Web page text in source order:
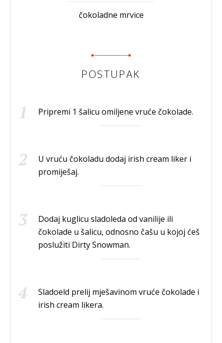
čokoladne mrvice
POSTUPAK
Pripremi 1 šalicu omiljene vruće čokolade.
U vruću čokoladu dodaj irish cream liker i
promiješaj.
Dodaj kuglicu sladoleda od vanilije ili
čokolade u šalicu, odnosno čašu u kojoj ćeš
poslužiti Dirty Snowman.
Sladoeld prelij mješavinom vruće čokolade i
irish cream likera.